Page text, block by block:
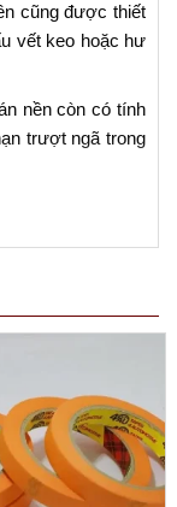
cũng được thiết
vết keo hoặc hư
nền còn có tính
trượt ngã trong
trong các hệ
không gian làm
chọn băng dính
dụng, yêu cầu
thủ.